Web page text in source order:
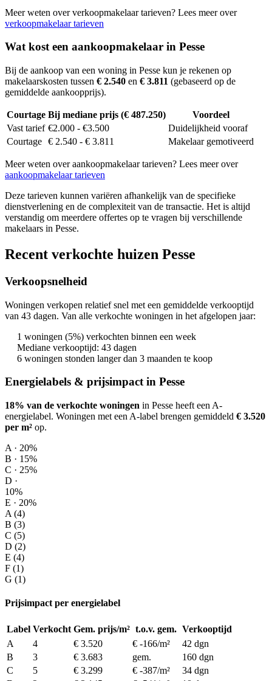
Meer weten over verkoopmakelaar tarieven? Lees meer over
verkoopmakelaar tarieven
Wat kost een aankoopmakelaar in Pesse
Bij de aankoop van een woning in Pesse kun je rekenen op
makelaarskosten tussen € 2.540 en € 3.811 (gebaseerd op de
gemiddelde aankoopprijs).
Courtage Bij mediane prijs (€ 487.250)
Voordeel
Vast tarief €2.000 - €3.500
Duidelijkheid vooraf
Courtage € 2.540 - € 3.811 Makelaar gemotiveerd
Meer weten over aankoopmakelaar tarieven? Lees meer over
aankoopmakelaar tarieven
Deze tarieven kunnen variëren afhankelijk van de specifieke
dienstverlening en de complexiteit van de transactie. Het is altijd
verstandig om meerdere offertes op te vragen bij verschillende
makelaars in Pesse.
Recent verkochte huizen Pesse
Verkoopsnelheid
Woningen verkopen relatief snel met een gemiddelde verkooptijd
van 43 dagen. Van alle verkochte woningen in het afgelopen jaar:
1 woningen (5%) verkochten binnen een week
Mediane verkooptijd: 43 dagen
6 woningen stonden langer dan 3 maanden te koop
Energielabels & prijsimpact in Pesse
18% van de verkochte woningen in Pesse heeft een A-
energielabel. Woningen met een A-label brengen gemiddeld € 3.520
per m² op.
A · 20%
B · 15%
C · 25%
D ·
10%
E · 20%
A (4)
B (3)
C (5)
D (2)
E (4)
F (1)
G (1)
Prijsimpact per energielabel
Label Verkocht Gem. prijs/m² t.o.v. gem. Verkooptijd
A
4 € 3.520 € -166/m²
42 dgn
B
3 € 3.683 gem.
160 dgn
C
5 € 3.299 € -387/m²
34 dgn